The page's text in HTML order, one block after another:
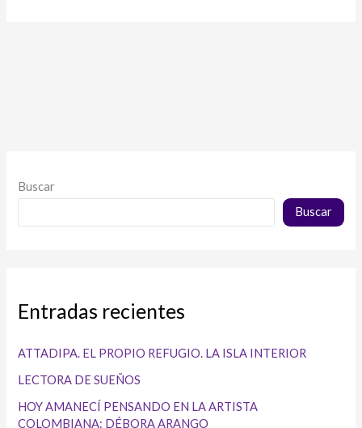
Buscar
Buscar
Entradas recientes
ATTADIPA. EL PROPIO REFUGIO. LA ISLA INTERIOR
LECTORA DE SUEÑOS
HOY AMANECÍ PENSANDO EN LA ARTISTA
COLOMBIANA: DÉBORA ARANGO